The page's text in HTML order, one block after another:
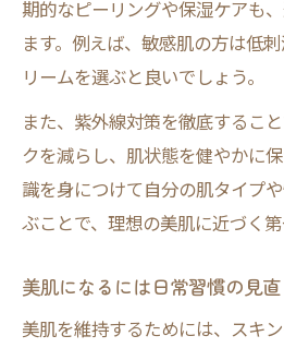
生活習慣を整えて美
美肌習慣として睡眠と
美肌知識でわかる睡
お金をかけずにでき
美肌に必要な成分を食事
美肌になるには栄養バ
お金をかけずに美肌
期的なピーリングや保湿ケアも
ます。例えば、敏感肌の方は低
リームを選ぶと良いでしょう。
また、紫外線対策を徹底するこ
クを減らし、肌状態を健やかに
識を身につけて自分の肌タイプ
ぶことで、理想の美肌に近づく第
美肌になるには日常習慣の見
美肌を維持するためには、スキ